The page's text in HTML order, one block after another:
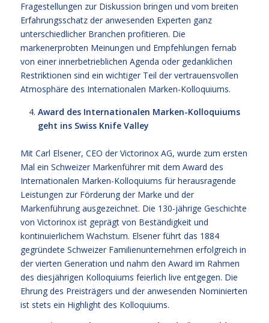
Fragestellungen zur Diskussion bringen und vom breiten
Erfahrungsschatz der anwesenden Experten ganz
unterschiedlicher Branchen profitieren. Die
markenerprobten Meinungen und Empfehlungen fernab
von einer innerbetrieblichen Agenda oder gedanklichen
Restriktionen sind ein wichtiger Teil der vertrauensvollen
Atmosphäre des Internationalen Marken-Kolloquiums.
Award des Internationalen Marken-Kolloquiums
geht ins Swiss Knife Valley
Mit Carl Elsener, CEO der Victorinox AG, wurde zum ersten
Mal ein Schweizer Markenführer mit dem Award des
Internationalen Marken-Kolloquiums für herausragende
Leistungen zur Förderung der Marke und der
Markenführung ausgezeichnet. Die 130-jährige Geschichte
von Victorinox ist geprägt von Beständigkeit und
kontinuierlichem Wachstum. Elsener führt das 1884
gegründete Schweizer Familienunternehmen erfolgreich in
der vierten Generation und nahm den Award im Rahmen
des diesjährigen Kolloquiums feierlich live entgegen. Die
Ehrung des Preisträgers und der anwesenden Nominierten
ist stets ein Highlight des Kolloquiums.